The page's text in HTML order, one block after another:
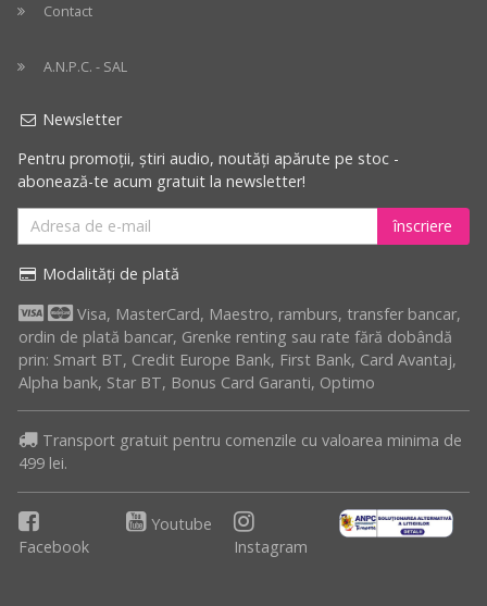
Contact
A.N.P.C. - SAL
Newsletter
Pentru promoții, știri audio, noutăți apărute pe stoc -
abonează-te acum gratuit la newsletter!
înscriere
Modalități de plată
Visa, MasterCard, Maestro, ramburs, transfer bancar,
ordin de plată bancar, Grenke renting sau rate fără dobândă
prin: Smart BT, Credit Europe Bank, First Bank, Card Avantaj,
Alpha bank, Star BT, Bonus Card Garanti, Optimo
Transport gratuit pentru comenzile cu valoarea minima de
499 lei.
Facebook
Youtube
Instagram